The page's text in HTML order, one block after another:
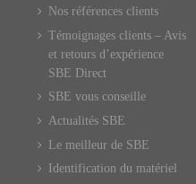
Nos références clients
Témoignages clients – Avis
et retours d’expérience
SBE Direct
SBE vous conseille
Actualités SBE
Le meilleur de SBE
Identification du matériel